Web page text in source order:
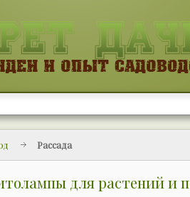
Рассада
для растений и